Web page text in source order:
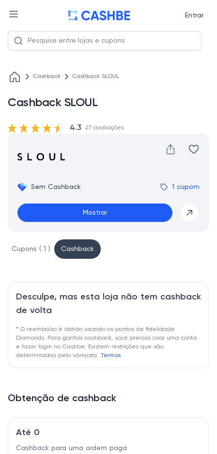
Entrar
Cashback Cashback SLOUL
Cashback SLOUL
Sem Cashback 1 cupom
Mostrar
4.3 27 avaliações
Cupons ( 1 ) Cashback
Desculpe, mas esta loja não tem cashback
de volta
* O reembolso é obtido usando os pontos de fidelidade
Diamonds. Para ganhar cashback, você precisa criar uma conta
e fazer login no Cashbe. Existem restrições que são
determinadas pelo varejista. Termos
Obtenção de cashback
Até 0
Cashback para uma ordem paga